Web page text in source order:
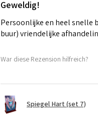
Geweldig!
Persoonlijke en heel snelle
buur) vriendelijke
War diese Rezension hilfreich?
Spiegel Hart (set 7)